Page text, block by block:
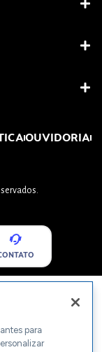
OUVIDORIA
para